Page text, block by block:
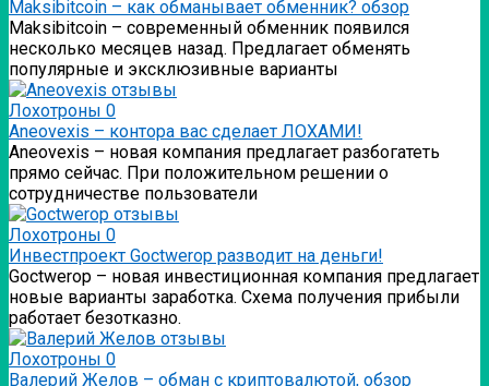
Мaksibitcoin – как обманывает обменник? обзор
Мaksibitcoin – современный обменник появился
несколько месяцев назад. Предлагает обменять
популярные и эксклюзивные варианты
Лохотроны 0
Аneovexis – контора вас сделает ЛОХАМИ!
Аneovexis – новая компания предлагает разбогатеть
прямо сейчас. При положительном решении о
сотрудничестве пользователи
Лохотроны 0
Инвестпроект Goctwerop разводит на деньги!
Goctwerop – новая инвестиционная компания предлагает
новые варианты заработка. Схема получения прибыли
работает безотказно.
Лохотроны 0
Валерий Желов – обман с криптовалютой, обзор